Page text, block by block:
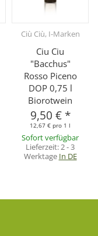
Ciù Ciù, I-Marken
Ciu Ciu
"Bacchus"
Rosso Piceno
DOP 0,75 l
Biorotwein
9,50 € *
12,67 € pro 1 l
Sofort verfügbar
Lieferzeit:2 - 3
Werktage In DE